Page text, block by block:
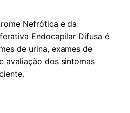
Nefrótica e da
Endocapilar Difusa é
de urina, exames de
avaliação dos sintomas